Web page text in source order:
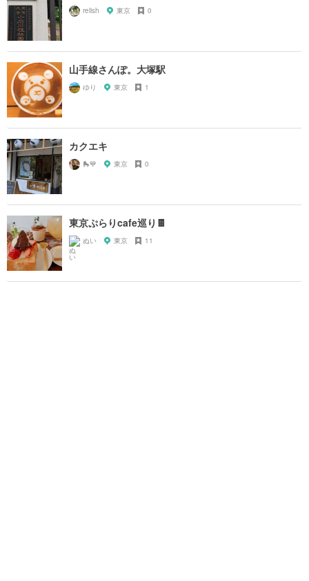
relish 東京 0
山手線さんぽ。大塚駅
ゆり 東京 1
カクエキ
🛼💙 東京 0
東京ぷらりcafe巡り🍫
ぬい 東京 11